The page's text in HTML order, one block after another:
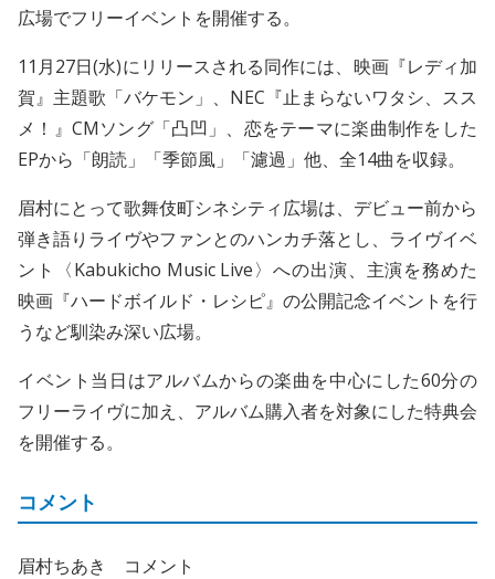
広場でフリーイベントを開催する。
11月27日(水)にリリースされる同作には、映画『レディ加
賀』主題歌「バケモン」、NEC『⽌まらないワタシ、スス
メ！』CMソング「凸凹」、恋をテーマに楽曲制作をした
EPから「朗読」「季節⾵」「濾過」他、全14曲を収録。
眉村にとって歌舞伎町シネシティ広場は、デビュー前から
弾き語りライヴやファンとのハンカチ落とし、ライヴイベ
ント〈Kabukicho Music Live〉への出演、主演を務めた
映画『ハードボイルド・レシピ』の公開記念イベントを行
うなど馴染み深い広場。
イベント当日はアルバムからの楽曲を中心にした60分の
フリーライヴに加え、アルバム購入者を対象にした特典会
を開催する。
コメント
眉村ちあき コメント